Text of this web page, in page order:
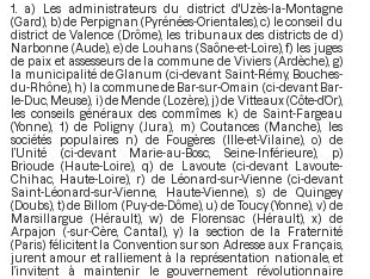
du registre des délibérations de la commune
lors de la séance du 22 brumaire an III
[Adresse, pétition et lettre envoyée à
137
populaire de Fougères (Ille-et-Vilaine), lors
22 brumaire an III (12 novembre 1794)
et lettre envoyée à l’Assemblée] pp.137-138
populaire et républicaine de l'Unité (ci-
Bosc, Seine-Inférieure), lors de la séance du
III (12 novembre 1794) [Adresse, pétition et
p.138
1. a) Les administrateurs du district d'Uzès-la-Montagne
(Gard), b) de Perpignan (Pyrénées-Orientales), c) le conseil du
district de Valence (Drôme), les tribunaux des districts de d)
Narbonne (Aude), e) de Louhans (Saône-et-Loire), f) les juges
de paix et assesseurs de la commune de Viviers (Ardèche), g)
la municipalité de Glanum (ci-devant Saint-Rémy, Bouches-
du-Rhône), h) la commune de Bar-sur-Omain (ci-devant Bar-
le-Duc, Meuse), i) de Mende (Lozère), j) de Vitteaux (Côte-d’Or),
les conseils généraux des commîmes k) de Saint-Fargeau
(Yonne), 1) de Poligny (Jura), m) Coutances (Manche), les
sociétés populaires n) de Fougères (Ille-et-Vilaine), o) de
l’Unité (ci-devant Marie-au-Bosc, Seine-Inférieure), p)
Brioude (Haute-Loire), q) de Lavoute (ci-devant Lavoute-
Chihac, Haute-Loire), r) de Léonard-sur-Vienne (ci-devant
Saint-Léonard-sur-Vienne, Haute-Vienne), s) de Quingey
(Doubs), t) de Billom (Puy-de-Dôme), u) de Toucy (Yonne), v) de
Marsillargue (Hérault), w) de Florensac (Hérault), x) de
Arpajon (-sur-Cère, Cantal), y) la section de la Fraternité
(Paris) félicitent la Convention sur son Adresse aux Français,
jurent amour et ralliement à la représentation nationale, et
l’invitent à maintenir le gouvernement révolutionnaire